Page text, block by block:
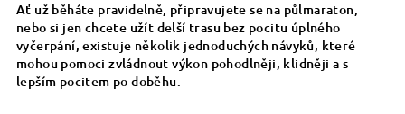
Ať už běháte pravidelně, připravujete se na půlmaraton,
nebo si jen chcete užít delší trasu bez pocitu úplného
vyčerpání, existuje několik jednoduchých návyků, které
mohou pomoci zvládnout výkon pohodlněji, klidněji a s
lepším pocitem po doběhu.